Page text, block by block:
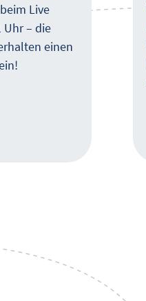
Live
Uhr – die
einen